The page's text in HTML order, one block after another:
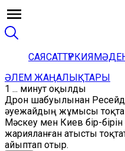
САЯСАТТҮРКИЯ
ӘЛЕМ ЖАҢАЛЫҚТАРЫ
1 ... минут оқылды
Дрон шабуылынан
әуежайдың жұмысы
Мәскеу мен Киев бір-
жарияланған атысты
айыптап отыр.